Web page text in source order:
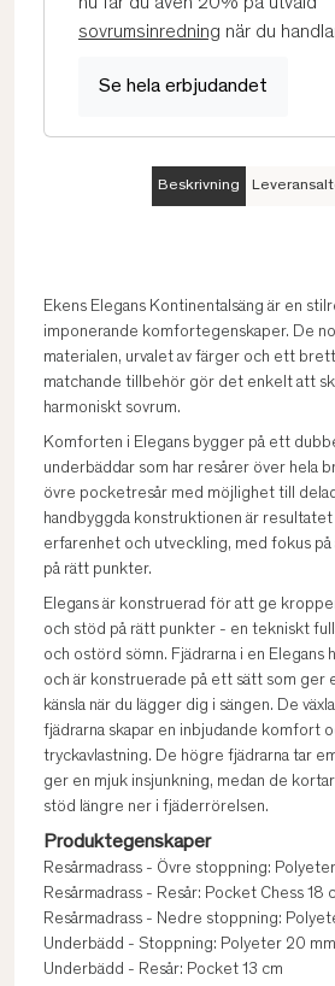
sovrumsinredning när du
Se hela erbjudandet
Beskrivning
Ekens Elegans Kontinentalsäng är en
imponerande komfortegenskaper. De
materialen, urvalet av färger och ett
matchande tillbehör gör det enkelt att
harmoniskt sovrum.
Komforten i Elegans bygger på ett
underbäddar som har resårer över hela
övre pocketresår med möjlighet till
handbyggda konstruktionen är
erfarenhet och utveckling, med fokus
på rätt punkter.
Elegans är konstruerad för att ge
och stöd på rätt punkter - en tekniskt
och ostörd sömn. Fjädrarna i en Elegans
och är konstruerade på ett sätt som ger
känsla när du lägger dig i sängen. De
fjädrarna skapar en inbjudande komfort
tryckavlastning. De högre fjädrarna tar
ger en mjuk insjunkning, medan de
stöd längre ner i fjäderrörelsen.
Produktegenskaper
Resårmadrass - Övre stoppning:
Resårmadrass - Resår: Pocket Chess 18
Resårmadrass - Nedre stoppning:
Underbädd - Stoppning: Polyeter 20 mm
Underbädd - Resår: Pocket 13 cm